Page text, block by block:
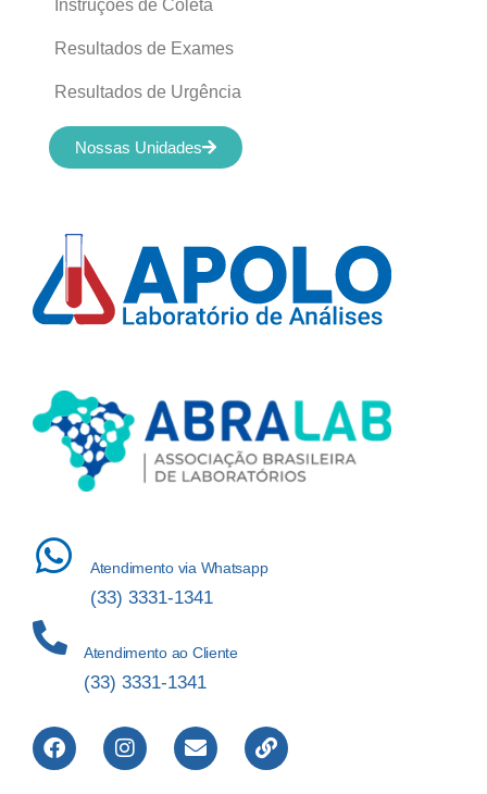
Atendimento via Whatsapp
(33) 3331-1341
Atendimento ao Cliente
(33) 3331-1341
Instruções de Coleta
Resultados de Exames
Resultados de Urgência
Nossas Unidades